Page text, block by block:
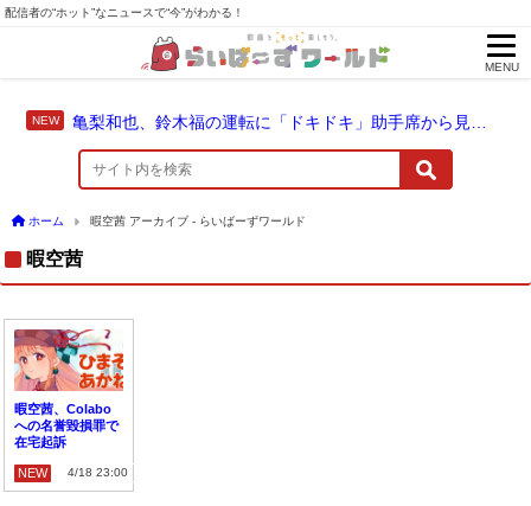
配信者の“ホット”なニュースで“今”がわかる！
MENU
ホーム 暇空茜 アーカイブ - らいばーずワールド
暇空茜
暇空茜、Colabo
への名誉毀損罪で
在宅起訴
NEW 4/18 23:00